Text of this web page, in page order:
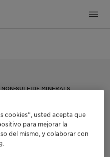
SULFIDE MINERALS
collector for all calcium
cookies”, usted acepta que
para mejorar la
del mismo, y colaborar con